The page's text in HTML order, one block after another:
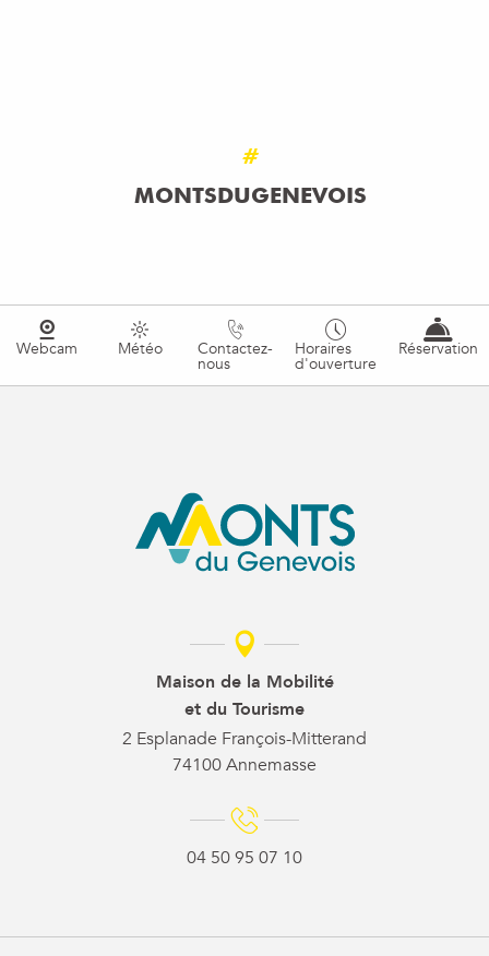
#
MONTSDUGENEVOIS
Webcam Météo Contactez-
nous
Horaires
d'ouverture
Réservation
Maison de la Mobilité
et du Tourisme
2 Esplanade François-Mitterand
74100 Annemasse
04 50 95 07 10